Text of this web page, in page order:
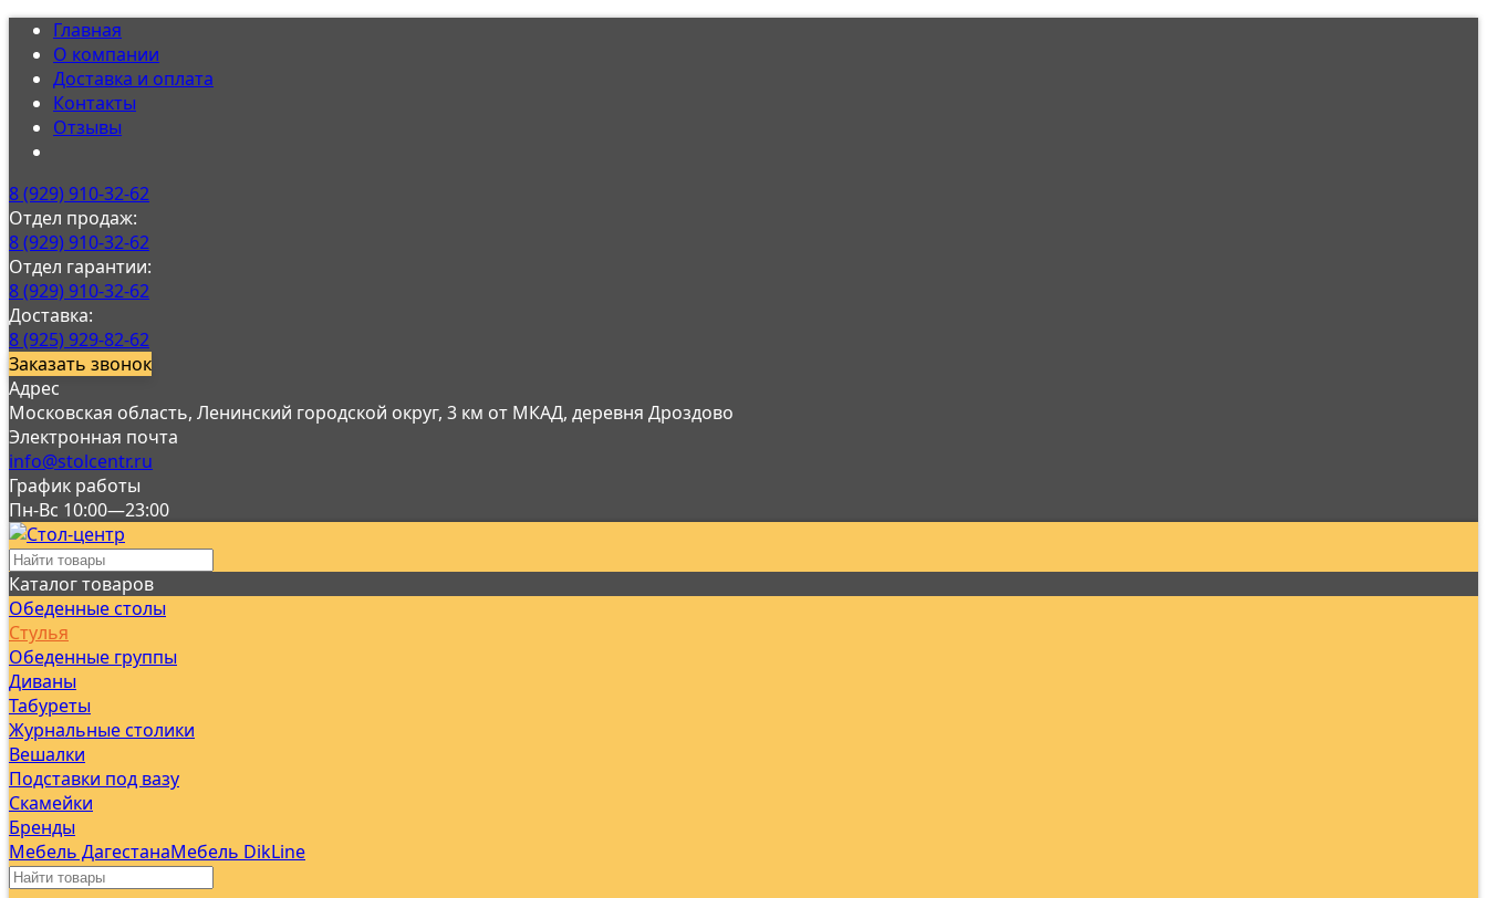
Главная
О компании
Доставка и оплата
Контакты
Отзывы
8 (929) 910-32-62
Отдел продаж:
8 (929) 910-32-62
Отдел гарантии:
8 (929) 910-32-62
Доставка:
8 (925) 929-82-62
Заказать звонок
Адрес
Московская область, Ленинский городской округ, 3 км от МКАД, деревня Дроздово
Электронная почта
info@stolcentr.ru
График работы
Пн-Вс 10:00—23:00
Каталог товаров
Обеденные столы
Стулья
Обеденные группы
Диваны
Табуреты
Журнальные столики
Вешалки
Подставки под вазу
Скамейки
Бренды
Мебель ДагестанаМебель DikLine